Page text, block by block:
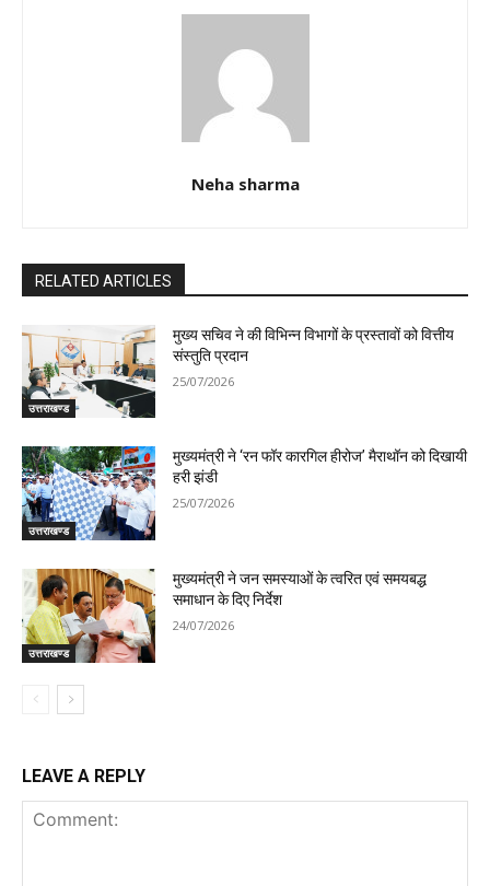
Neha sharma
RELATED ARTICLES
उत्तराखण्ड
मुख्य सचिव ने की विभिन्न विभागों के प्रस्तावों को वित्तीय
संस्तुति प्रदान
25/07/2026
उत्तराखण्ड
मुख्यमंत्री ने ‘रन फॉर कारगिल हीरोज’ मैराथॉन को दिखायी
हरी झंडी
25/07/2026
उत्तराखण्ड
मुख्यमंत्री ने जन समस्याओं के त्वरित एवं समयबद्ध
समाधान के दिए निर्देश
24/07/2026
LEAVE A REPLY